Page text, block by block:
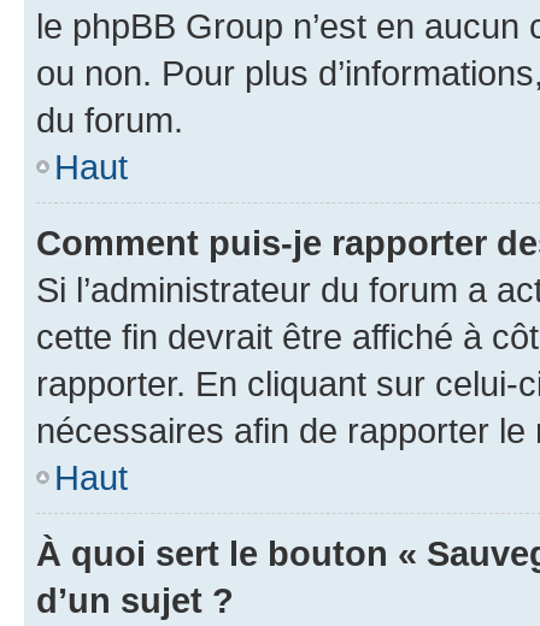
le phpBB Group n’est en
ou non. Pour plus
du forum.
Haut
Comment puis-je rapporter
Si l’administrateur du forum a
cette fin devrait être affiché à
rapporter. En cliquant sur
nécessaires afin de rapporter le
Haut
À quoi sert le bouton «
d’un sujet ?